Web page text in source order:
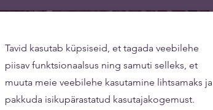
Tavid kasutab küpsiseid, et tagada veebilehe
piisav funktsionaalsus ning samuti selleks, et
muuta meie veebilehe kasutamine lihtsamaks ja
pakkuda isikupärastatud kasutajakogemust.